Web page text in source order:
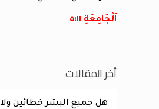
اَلْجَامِعَةِ ١١:‏٥
أخر المقالات
هل جميع البشر خطائين ولا